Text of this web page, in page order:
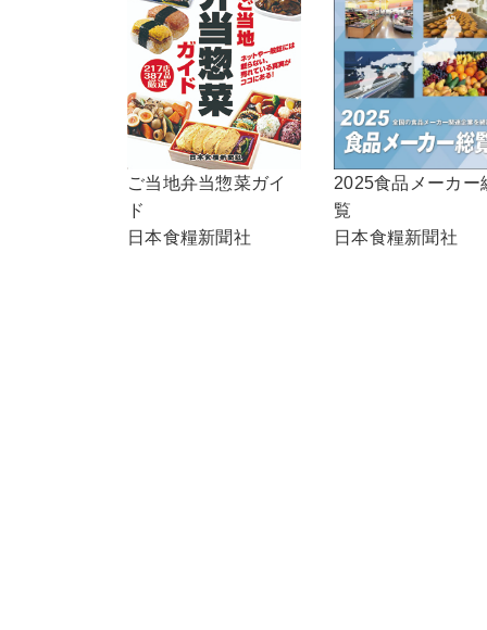
ご当地弁当惣菜ガイ
ド
日本食糧新聞社
2025食品メーカー
覧
日本食糧新聞社